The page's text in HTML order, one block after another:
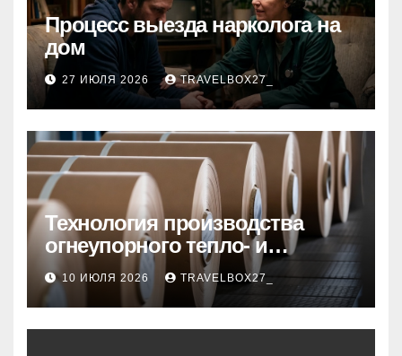
Процесс выезда нарколога на
дом
27 ИЮЛЯ 2026 TRAVELBOX27_
Технология производства
огнеупорного тепло- и
звукоизоляционного картона
из муллитокремнеземистого
волокна
10 ИЮЛЯ 2026 TRAVELBOX27_